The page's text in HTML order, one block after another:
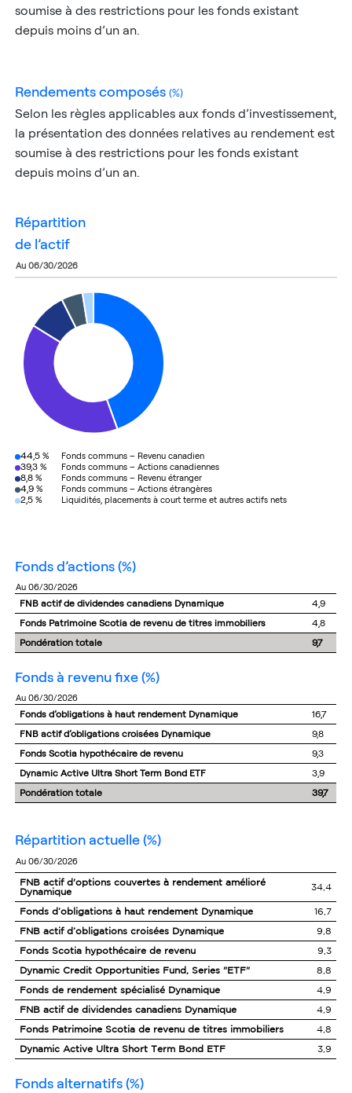
soumise à des restrictions pour les fonds existant
depuis moins d’un an.
rendements composés(%)
Selon les règles applicables aux fonds d’investissement,
la présentation des données relatives au rendement est
soumise à des restrictions pour les fonds existant
depuis moins d’un an.
répartition
de l’actif
au 06/30/2026
44,5 % Fonds communs – Revenu canadien
39,3 % Fonds communs – Actions canadiennes
8,8 % Fonds communs – Revenu étranger
4,9 % Fonds communs – Actions étrangères
2,5 % Liquidités, placements à court terme et autres actifs nets
fonds d’actions(%)
au 06/30/2026
FNB actif de dividendes canadiens Dynamique
4,9
Fonds Patrimoine Scotia de revenu de titres immobiliers
4,8
Pondération totale
9,7
fonds à revenu fixe(%)
au 06/30/2026
Fonds d’obligations à haut rendement Dynamique
16,7
FNB actif d’obligations croisées Dynamique
9,8
Fonds Scotia hypothécaire de revenu
9,3
Dynamic Active Ultra Short Term Bond ETF
3,9
Pondération totale
39,7
répartition actuelle (%)
au 06/30/2026
FNB actif d'options couvertes à rendement amélioré
Dynamique
34,4
Fonds d’obligations à haut rendement Dynamique
16,7
FNB actif d’obligations croisées Dynamique
9,8
Fonds Scotia hypothécaire de revenu
9,3
Dynamic Credit Opportunities Fund, Series "ETF"
8,8
Fonds de rendement spécialisé Dynamique
4,9
FNB actif de dividendes canadiens Dynamique
4,9
Fonds Patrimoine Scotia de revenu de titres immobiliers
4,8
Dynamic Active Ultra Short Term Bond ETF
3,9
fonds alternatifs (%)